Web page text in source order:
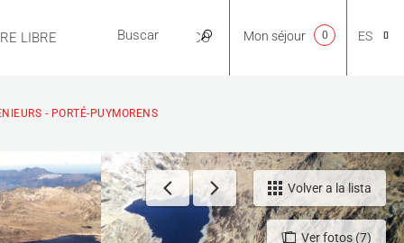
LIBRE PRÁCTICO
NL
ES
Mon séjour 0
- PORTÉ-PUYMORENS
Ver fotos (7)
Volver a la lista